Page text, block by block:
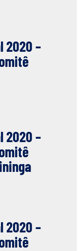
2020 –
2020 –
2020 –